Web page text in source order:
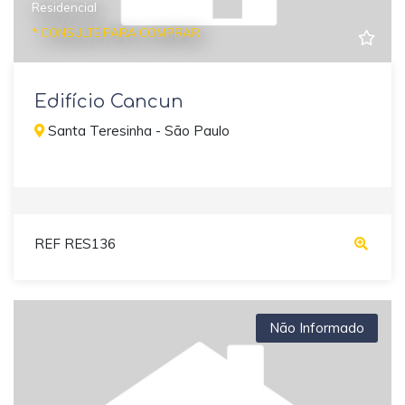
Residencial
* CONSULTE PARA COMPRAR
Edifício Cancun
Santa Teresinha - São Paulo
REF RES136
Não Informado